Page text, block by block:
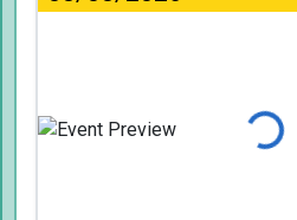
Φόρτωση...